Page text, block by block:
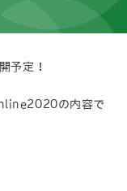
予定！
の内容で